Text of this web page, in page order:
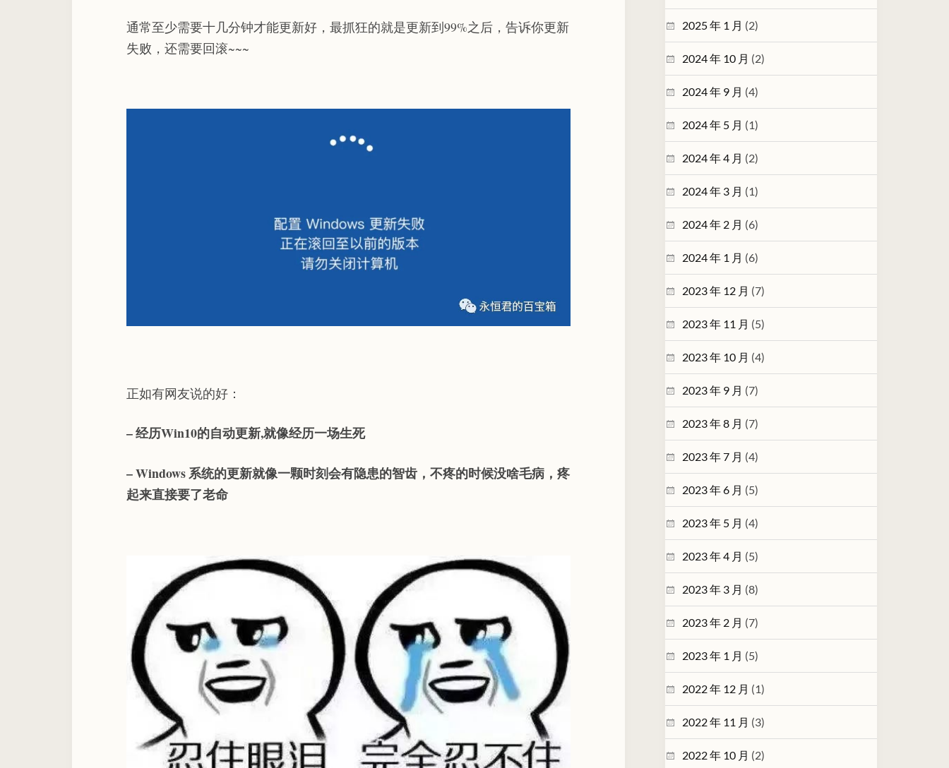
通常至少需要十几分钟才能更新好，最抓狂的就是更新到99%之后，告诉你更新
失败，还需要回滚~~~
正如有网友说的好：
– 经历Win10的自动更新,就像经历一场生死
– Windows 系统的更新就像一颗时刻会有隐患的智齿，不疼的时候没啥毛病，疼
起来直接要了老命
2025 年 1 月 (2)
2024 年 10 月 (2)
2024 年 9 月 (4)
2024 年 5 月 (1)
2024 年 4 月 (2)
2024 年 3 月 (1)
2024 年 2 月 (6)
2024 年 1 月 (6)
2023 年 12 月 (7)
2023 年 11 月 (5)
2023 年 10 月 (4)
2023 年 9 月 (7)
2023 年 8 月 (7)
2023 年 7 月 (4)
2023 年 6 月 (5)
2023 年 5 月 (4)
2023 年 4 月 (5)
2023 年 3 月 (8)
2023 年 2 月 (7)
2023 年 1 月 (5)
2022 年 12 月 (1)
2022 年 11 月 (3)
2022 年 10 月 (2)